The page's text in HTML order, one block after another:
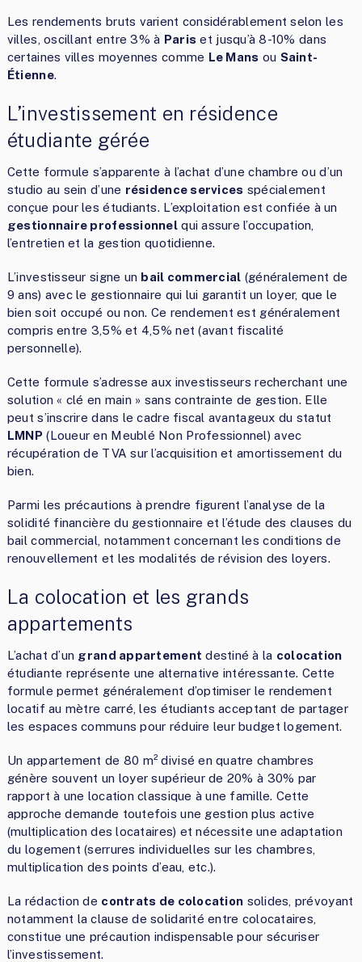
Les rendements bruts varient considérablement selon les
villes, oscillant entre 3% à Paris et jusqu’à 8-10% dans
certaines villes moyennes comme Le Mans ou Saint-
Étienne.
L’investissement en résidence
étudiante gérée
Cette formule s’apparente à l’achat d’une chambre ou d’un
studio au sein d’une résidence services spécialement
conçue pour les étudiants. L’exploitation est confiée à un
gestionnaire professionnelqui assure l’occupation,
l’entretien et la gestion quotidienne.
L’investisseur signe un bail commercial (généralement de
9 ans) avec le gestionnaire qui lui garantit un loyer, que le
bien soit occupé ou non. Ce rendement est généralement
compris entre 3,5% et 4,5% net (avant fiscalité
personnelle).
Cette formule s’adresse aux investisseurs recherchant une
solution « clé en main » sans contrainte de gestion. Elle
peut s’inscrire dans le cadre fiscal avantageux du statut
LMNP (Loueur en Meublé Non Professionnel) avec
récupération de TVA sur l’acquisition et amortissement du
bien.
Parmi les précautions à prendre figurent l’analyse de la
solidité financière du gestionnaire et l’étude des clauses du
bail commercial, notamment concernant les conditions de
renouvellement et les modalités de révision des loyers.
La colocation et les grands
appartements
L’achat d’un grand appartement destiné à la colocation
étudiante représente une alternative intéressante. Cette
formule permet généralement d’optimiser le rendement
locatif au mètre carré, les étudiants acceptant de partager
les espaces communs pour réduire leur budget logement.
Un appartement de 80 m² divisé en quatre chambres
génère souvent un loyer supérieur de 20% à 30% par
rapport à une location classique à une famille. Cette
approche demande toutefois une gestion plus active
(multiplication des locataires) et nécessite une adaptation
du logement (serrures individuelles sur les chambres,
multiplication des points d’eau, etc.).
La rédaction de contrats de colocation solides, prévoyant
notamment la clause de solidarité entre colocataires,
constitue une précaution indispensable pour sécuriser
l’investissement.